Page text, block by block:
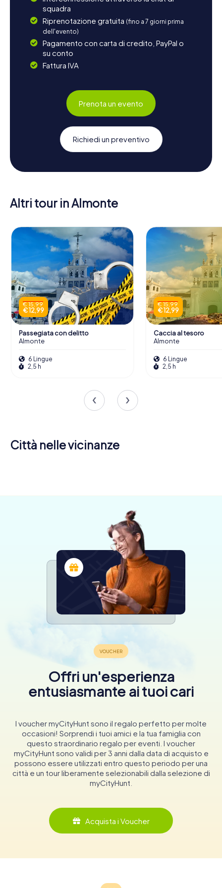
squadra
Riprenotazione gratuita (fino a 7 giorni prima
dell'evento)
Pagamento con carta di credito, PayPal o
su conto
Fattura IVA
Prenota un evento
Richiedi un preventivo
Altri tour in Almonte
€ 15,99
€ 12,99
Passegiata con delitto
Almonte
6 Lingue
2,5 h
€ 15,99
€ 12,99
Caccia al tesoro
Almonte
6 Lingue
2,5 h
Città nelle vicinanze
Offri un'esperienza
entusiasmante ai tuoi cari
I voucher myCityHunt sono il regalo perfetto per molte
occasioni! Sorprendi i tuoi amici e la tua famiglia con
questo straordinario regalo per eventi. I voucher
myCityHunt sono validi per 3 anni dalla data di acquisto e
possono essere utilizzati entro questo periodo per una
città e un tour liberamente selezionabili dalla selezione di
myCityHunt.
Acquista i Voucher